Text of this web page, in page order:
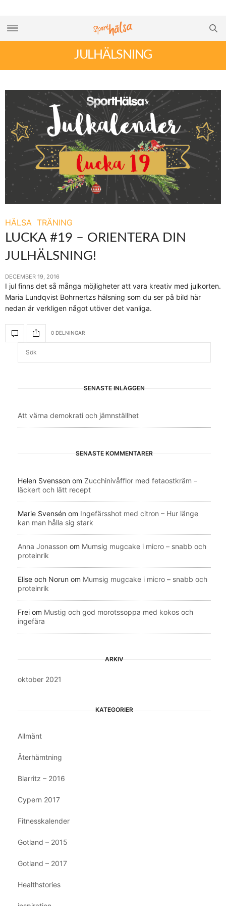
JULHÄLSNING
HÄLSA TRÄNING
LUCKA #19 – ORIENTERA DIN
JULHÄLSNING!
DECEMBER 19, 2016
I jul finns det så många möjligheter att vara kreativ med julkorten.
Maria Lundqvist Bohrnertzs hälsning som du ser på bild här
nedan är verkligen något utöver det vanliga.
0 DELNINGAR
SENASTE INLÄGGEN
Att värna demokrati och jämnställhet
SENASTE KOMMENTARER
Helen Svensson om Zucchinivåfflor med fetaostkräm –
läckert och lätt recept
Marie Svensén om Ingefärsshot med citron – Hur länge
kan man hålla sig stark
Anna Jonasson om Mumsig mugcake i micro – snabb och
proteinrik
Elise och Norun om Mumsig mugcake i micro – snabb och
proteinrik
Frei om Mustig och god morotssoppa med kokos och
ingefära
ARKIV
oktober 2021
KATEGORIER
Allmänt
Återhämtning
Biarritz – 2016
Cypern 2017
Fitnesskalender
Gotland – 2015
Gotland – 2017
Healthstories